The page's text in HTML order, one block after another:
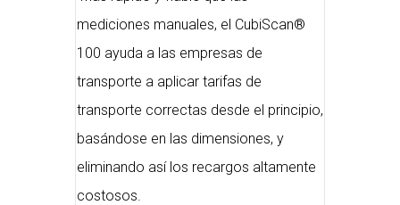
mediciones manuales, el CubiScan®
100 ayuda a las empresas de
transporte a aplicar tarifas de
transporte correctas desde el principio,
basándose en las dimensiones, y
eliminando así los recargos altamente
costosos.